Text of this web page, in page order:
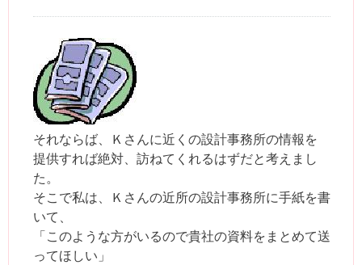
それならば、Ｋさんに近くの設計事務所の情報を
提供すれば絶対、訪ねてくれるはずだと考えまし
た。
そこで私は、Ｋさんの近所の設計事務所に手紙を書
いて、
「このような方がいるので貴社の資料をまとめて送
ってほしい」